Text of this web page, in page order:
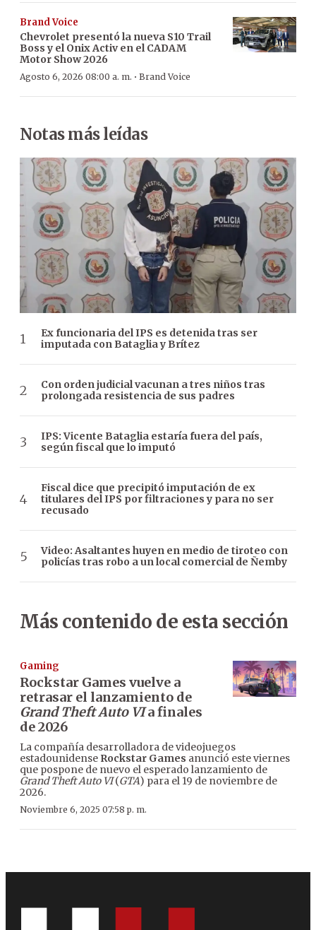
Brand Voice
Chevrolet presentó la nueva S10 Trail
Boss y el Onix Activ en el CADAM
Motor Show 2026
Agosto 6, 2026 08:00 a. m. · Brand Voice
Notas más leídas
Ex funcionaria del IPS es detenida tras ser
imputada con Bataglia y Brítez
Con orden judicial vacunan a tres niños tras
prolongada resistencia de sus padres
IPS: Vicente Bataglia estaría fuera del país,
según fiscal que lo imputó
Fiscal dice que precipitó imputación de ex
titulares del IPS por filtraciones y para no ser
recusado
Video: Asaltantes huyen en medio de tiroteo con
policías tras robo a un local comercial de Ñemby
Más contenido de esta sección
Gaming
Rockstar Games vuelve a
retrasar el lanzamiento de
Grand Theft Auto VIa finales
de 2026
La compañía desarrolladora de videojuegos
estadounidense Rockstar Games anunció este viernes
que pospone de nuevo el esperado lanzamiento de
Grand Theft Auto VI(GTA) para el 19 de noviembre de
2026.
Noviembre 6, 2025 07:58 p. m.